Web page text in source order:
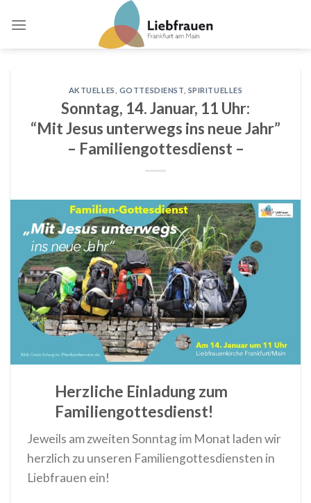
AKTUELLES GOTTESDIENST SPIRITUELLES
Sonntag, 14. Januar, 11 Uhr:
“Mit Jesus unterwegs ins neue Jahr”
– Familiengottesdienst –
Herzliche Einladung zum
Familiengottesdienst!
Jeweils am zweiten Sonntag im Monat laden wir
herzlich zu unseren Familiengottesdiensten in
Liebfrauen ein!